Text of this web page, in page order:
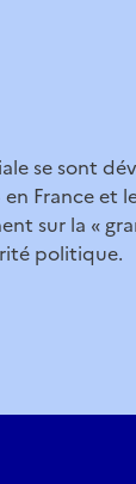
se sont
en France
sur la «
politique.